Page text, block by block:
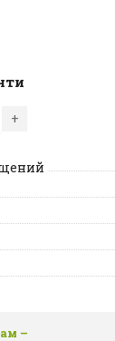
+
–